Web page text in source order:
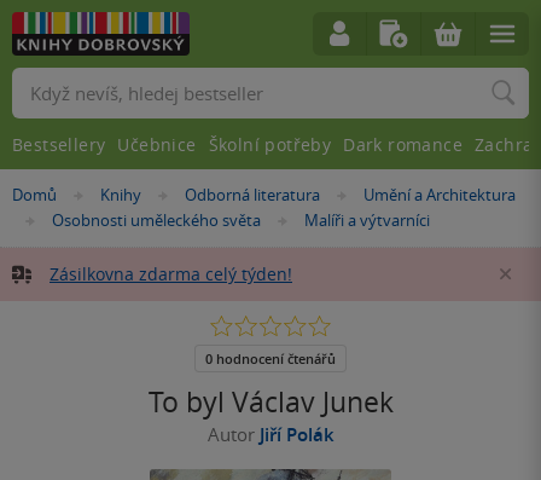
Nacházíte
Domů »Knihy »Odborná literatura »Umění a Architektura
»
Osobnosti uměleckého světa »
Malíři a výtvarníci
Zásilkovna zdarma celý týden!
To byl Václav Junek
Autor Jiří Polák
0.0
5
0 hodnocení čtenářů
Vyhledávání
Bestsellery Učebnice Školní potřeby Dark romance